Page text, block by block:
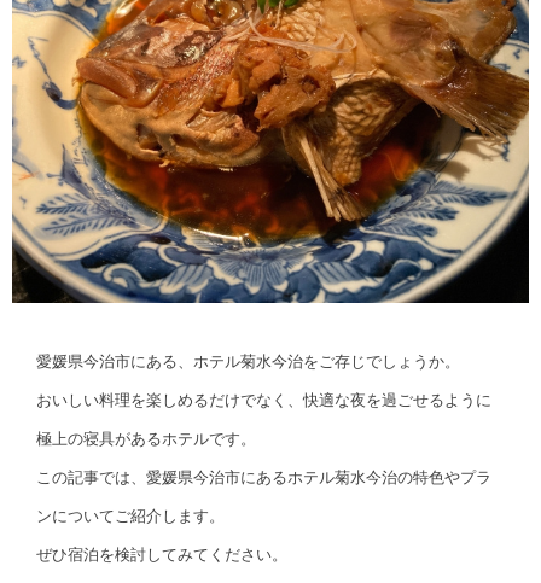
愛媛県今治市にある、ホテル菊水今治をご存じでしょうか。
おいしい料理を楽しめるだけでなく、快適な夜を過ごせるように
極上の寝具があるホテルです。
この記事では、愛媛県今治市にあるホテル菊水今治の特色やプラ
ンについてご紹介します。
ぜひ宿泊を検討してみてください。